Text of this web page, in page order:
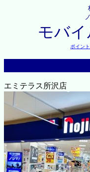
モバイ
ポイント
エミテラス所沢店